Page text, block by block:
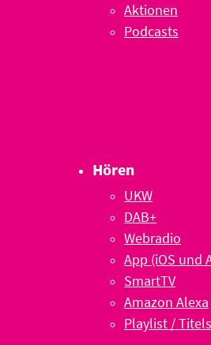
Aktionen
Podcasts
Hören
UKW
DAB+
Webradio
App (iOS und
SmartTV
Amazon Alexa
Playlist /